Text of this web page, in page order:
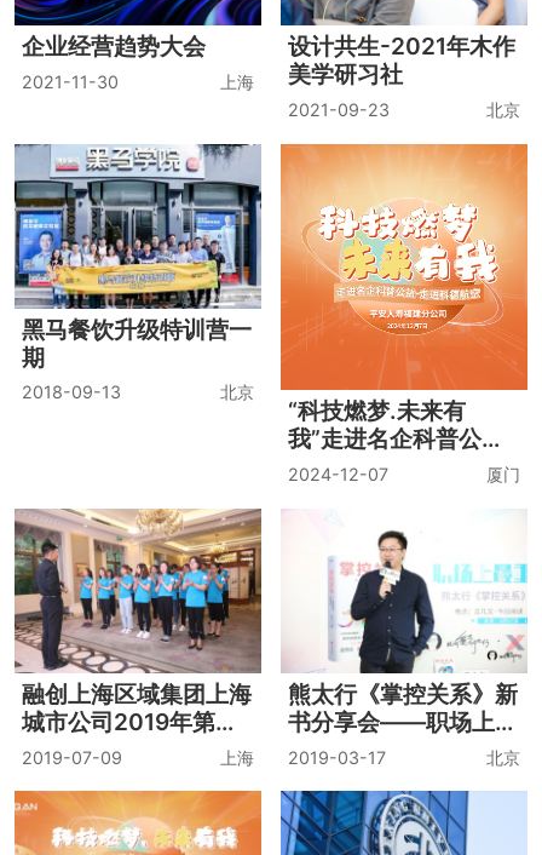
青少年科技素养提升计
划科技燃梦科普活动
——西安专场
2026-01-17 西安
隐适美卓隐荟 INVISA
LIGN 进阶培训
2022-06-24 海口
设计共生-2021年木作
2021-09-23
黑马餐饮升级特训营一
2018-09-13 北京
“科技燃梦.未来有